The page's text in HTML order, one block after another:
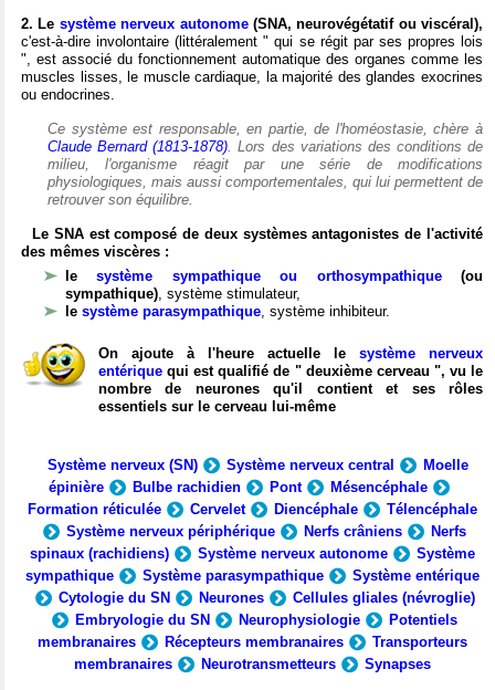
2. Le système nerveux autonome(SNA, neurovégétatif ou viscéral),
c'est-à-dire involontaire (littéralement " qui se régit par ses propres lois
", est associé du fonctionnement automatique des organes comme les
muscles lisses, le muscle cardiaque, la majorité des glandes exocrines
ou endocrines.
Ce système est responsable, en partie, de l'homéostasie, chère à
Claude Bernard (1813-1878). Lors des variations des conditions de
milieu, l'organisme réagit par une série de modifications
physiologiques, mais aussi comportementales, qui lui permettent de
retrouver son équilibre.
Le SNA est composé de deux systèmes antagonistes de l'activité
des mêmes viscères :
lesystème sympathique ou orthosympathique(ou
sympathique), système stimulateur,
le système parasympathique, système inhibiteur.
On ajoute à l'heure actuelle le système nerveux
entérique qui est qualifié de " deuxième cerveau ", vu le
nombre de neurones qu'il contient et ses rôles
essentiels sur le cerveau lui-même
Système nerveux (SN) Système nerveux central
Moelle
épinière
Bulbe rachidien Pont
Mésencéphale
Formation réticulée
Cervelet Diencéphale
Télencéphale
Système nerveux périphérique
Nerfs crâniens
Nerfs
spinaux (rachidiens)
Système nerveux autonome
Système
sympathique
Système parasympathique
Système entérique
Cytologie du SN
Neurones
Cellules gliales (névroglie)
Embryologie du SN
Neurophysiologie
Potentiels
membranaires
Récepteurs membranaires
Transporteurs
membranaires
Neurotransmetteurs Synapses